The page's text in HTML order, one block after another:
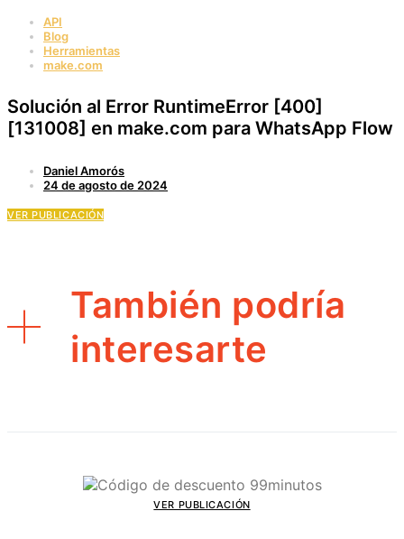
API
Blog
Herramientas
make.com
Solución al Error RuntimeError [400]
[131008] en make.com para WhatsApp Flow
Daniel Amorós
24 de agosto de 2024
VER PUBLICACIÓN
También podría
interesarte
VER PUBLICACIÓN